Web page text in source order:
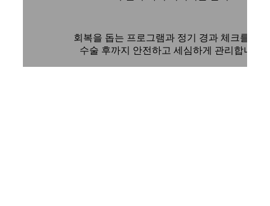
회복을 돕는 프로그램과 정기 경과 체크를 통
수술 후까지 안전하고 세심하게 관리합니다.